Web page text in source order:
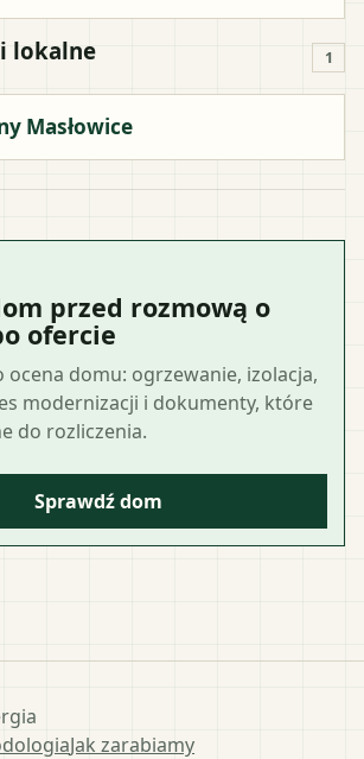
lokalne 1
Masłowice
przed rozmową o
ofercie
ocena domu: ogrzewanie, izolacja,
modernizacji i dokumenty, które
do rozliczenia.
Sprawdź dom
Jak zarabiamy